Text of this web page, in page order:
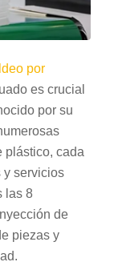
por
es crucial
por su
plástico, cada
y servicios
las 8
de
piezas y